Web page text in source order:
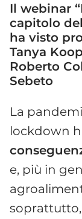
Il webinar
capitolo
ha visto
Tanya
Roberto
Sebeto
La
lockdown
e, più in